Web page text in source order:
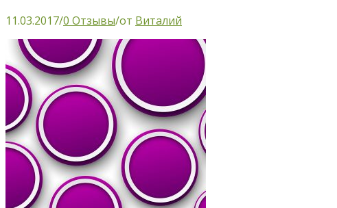
11.03.2017/0 Отзывы/от Виталий